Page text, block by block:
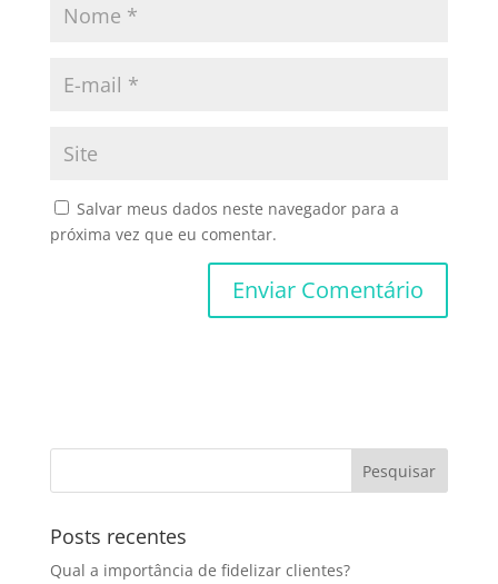
Salvar meus dados neste navegador para a
próxima vez que eu comentar.
Posts recentes
Qual a importância de fidelizar clientes?